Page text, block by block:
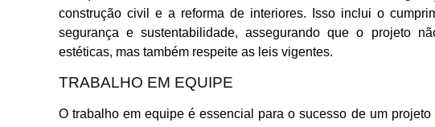
construção civil e a reforma de interiores. Isso inclui o
segurança e sustentabilidade, assegurando que o projeto
estéticas, mas também respeite as leis vigentes.
TRABALHO EM EQUIPE
O trabalho em equipe é essencial para o sucesso de um